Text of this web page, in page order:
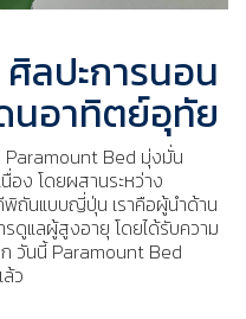
ลปะการนอน
นอาทิตย์อุทัย
Paramount Bed มุ่งมั่น
ง โดยผสานระหว่าง
พิถันแบบญี่ปุ่น เราคือผู้นำด้าน
ดูแลผู้สูงอายุ โดยได้รับความ
ก วันนี้ Paramount Bed
ว